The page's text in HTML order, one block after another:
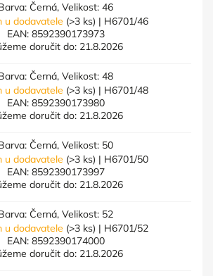
Černá, Velikost: 46
u dodavatele (>3 ks) | H6701/46
EAN: 8592390173973
doručit do: 21.8.2026
Černá, Velikost: 48
u dodavatele (>3 ks) | H6701/48
EAN: 8592390173980
doručit do: 21.8.2026
Černá, Velikost: 50
u dodavatele (>3 ks) | H6701/50
EAN: 8592390173997
doručit do: 21.8.2026
Černá, Velikost: 52
u dodavatele (>3 ks) | H6701/52
EAN: 8592390174000
doručit do: 21.8.2026